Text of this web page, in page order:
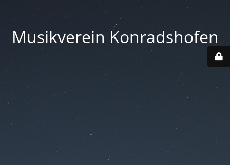
Musikverein Konradshofen